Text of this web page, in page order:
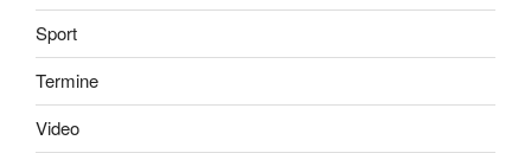
Sport
Termine
Video